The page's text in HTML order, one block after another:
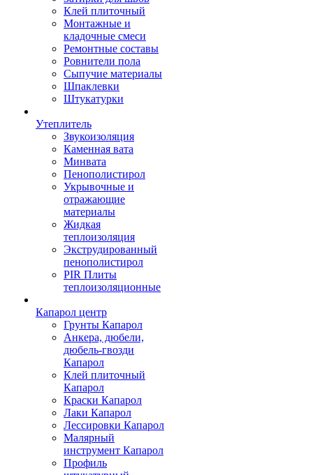
Клей плиточный
Монтажные и
кладочные смеси
Ремонтные составы
Ровнители пола
Сыпучие материалы
Шпаклевки
Штукатурки
Утеплитель
Звукоизоляция
Каменная вата
Минвата
Пенополистирол
Укрывочные и
отражающие
материалы
Жидкая
теплоизоляция
Экструдированный
пенополистирол
PIR Плиты
теплоизоляционные
Капарол центр
Грунты Капарол
Анкера, дюбели,
дюбель-гвозди
Капарол
Клей плиточный
Капарол
Краски Капарол
Лаки Капарол
Лессировки Капарол
Малярный
инструмент Капарол
Профиль